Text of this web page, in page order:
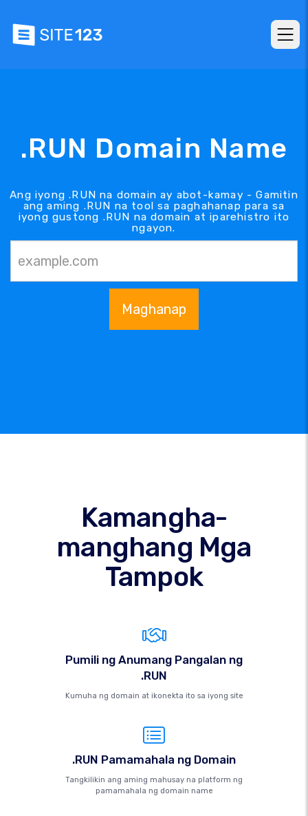
.RUN Domain Name
Ang iyong .RUN na domain ay abot-kamay - Gamitin
ang aming .RUN na tool sa paghahanap para sa
iyong gustong .RUN na domain at iparehistro ito
ngayon.
Maghanap
Kamangha-
manghang Mga
Tampok
Pumili ng Anumang Pangalan ng
.RUN
Kumuha ng domain at ikonekta ito sa iyong site
.RUN Pamamahala ng Domain
Tangkilikin ang aming mahusay na platform ng
pamamahala ng domain name